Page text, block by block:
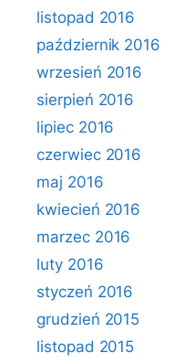
listopad 2016
październik 2016
wrzesień 2016
sierpień 2016
lipiec 2016
czerwiec 2016
maj 2016
kwiecień 2016
marzec 2016
luty 2016
styczeń 2016
grudzień 2015
listopad 2015